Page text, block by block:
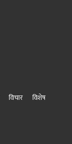
विचार
विशेष